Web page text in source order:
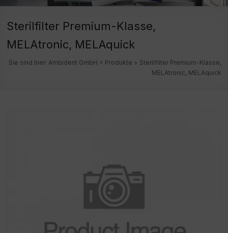
Sterilfilter Premium-Klasse,
MELAtronic, MELAquick
Sie sind hier: Ambident GmbH > Produkte > Sterilfilter Premium-Klasse,
MELAtronic, MELAquick